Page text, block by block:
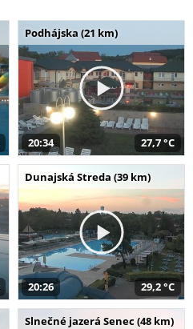
Podhájska (21 km)
20:34 27,7 °C
Dunajská Streda (39 km)
20:26 29,2 °C
Slnečné jazerá Senec (48 km)